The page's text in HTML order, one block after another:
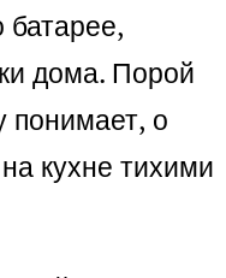
дома. Порой
понимает, о
кухне тихими